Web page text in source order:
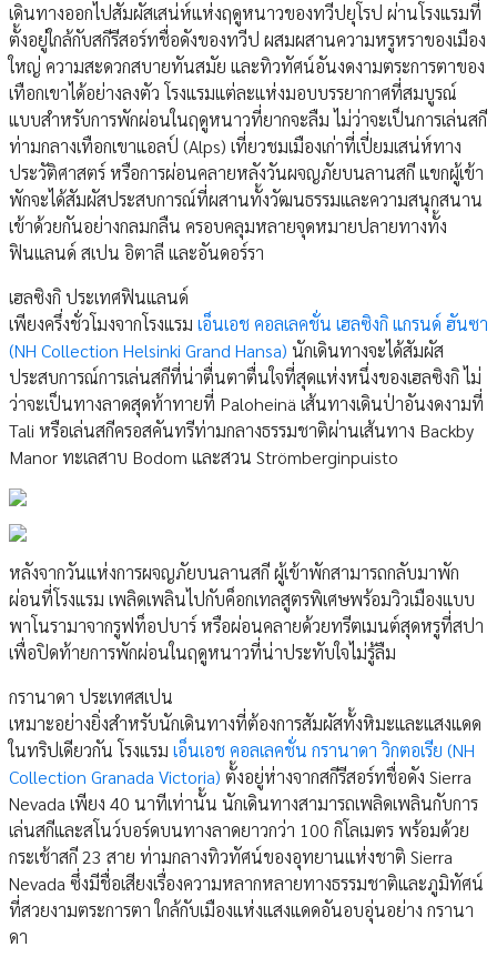
เดินทางออกไปสัมผัสเสน่ห์แห่งฤดูหนาวของทวีปยุโรป ผ่านโรงแรมที่
ตั้งอยู่ใกล้กับสกีรีสอร์ทชื่อดังของทวีป ผสมผสานความหรูหราของเมือง
ใหญ่ ความสะดวกสบายทันสมัย และทิวทัศน์อันงดงามตระการตาของ
เทือกเขาได้อย่างลงตัว โรงแรมแต่ละแห่งมอบบรรยากาศที่สมบูรณ์
แบบสำหรับการพักผ่อนในฤดูหนาวที่ยากจะลืม ไม่ว่าจะเป็นการเล่นสกี
ท่ามกลางเทือกเขาแอลป์ (Alps) เที่ยวชมเมืองเก่าที่เปี่ยมเสน่ห์ทาง
ประวัติศาสตร์ หรือการผ่อนคลายหลังวันผจญภัยบนลานสกี แขกผู้เข้า
พักจะได้สัมผัสประสบการณ์ที่ผสานทั้งวัฒนธรรมและความสนุกสนาน
เข้าด้วยกันอย่างกลมกลืน ครอบคลุมหลายจุดหมายปลายทางทั้ง
ฟินแลนด์ สเปน อิตาลี และอันดอร์รา
เฮลซิงกิ ประเทศฟินแลนด์
เพียงครึ่งชั่วโมงจากโรงแรม เอ็นเอช คอลเลคชั่น เฮลซิงกิ แกรนด์ ฮันซา
(NH Collection Helsinki Grand Hansa) นักเดินทางจะได้สัมผัส
ประสบการณ์การเล่นสกีที่น่าตื่นตาตื่นใจที่สุดแห่งหนึ่งของเฮลซิงกิ ไม่
ว่าจะเป็นทางลาดสุดท้าทายที่ Paloheinä เส้นทางเดินป่าอันงดงามที่
Tali หรือเล่นสกีครอสคันทรีท่ามกลางธรรมชาติผ่านเส้นทาง Backby
Manor ทะเลสาบ Bodom และสวน Strömberginpuisto
หลังจากวันแห่งการผจญภัยบนลานสกี ผู้เข้าพักสามารถกลับมาพัก
ผ่อนที่โรงแรม เพลิดเพลินไปกับค็อกเทลสูตรพิเศษพร้อมวิวเมืองแบบ
พาโนรามาจากรูฟท็อปบาร์ หรือผ่อนคลายด้วยทรีตเมนต์สุดหรูที่สปา
เพื่อปิดท้ายการพักผ่อนในฤดูหนาวที่น่าประทับใจไม่รู้ลืม
กรานาดา ประเทศสเปน
เหมาะอย่างยิ่งสำหรับนักเดินทางที่ต้องการสัมผัสทั้งหิมะและแสงแดด
ในทริปเดียวกัน โรงแรม เอ็นเอช คอลเลคชั่น กรานาดา วิกตอเรีย (NH
Collection Granada Victoria) ตั้งอยู่ห่างจากสกีรีสอร์ทชื่อดัง Sierra
Nevada เพียง 40 นาทีเท่านั้น นักเดินทางสามารถเพลิดเพลินกับการ
เล่นสกีและสโนว์บอร์ดบนทางลาดยาวกว่า 100 กิโลเมตร พร้อมด้วย
กระเช้าสกี 23 สาย ท่ามกลางทิวทัศน์ของอุทยานแห่งชาติ Sierra
Nevada ซึ่งมีชื่อเสียงเรื่องความหลากหลายทางธรรมชาติและภูมิทัศน์
ที่สวยงามตระการตา ใกล้กับเมืองแห่งแสงแดดอันอบอุ่นอย่าง กรานา
ดา